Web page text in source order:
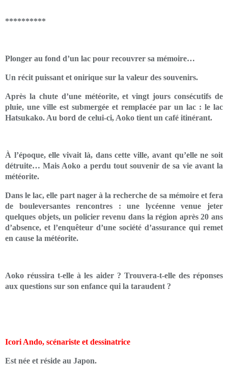
**********
Plonger au fond d’un lac pour recouvrer sa mémoire…
Un récit puissant et onirique sur la valeur des souvenirs.
Après la chute d’une météorite, et vingt jours consécutifs de
pluie, une ville est submergée et remplacée par un lac : le lac
Hatsukako. Au bord de celui-ci, Aoko tient un café itinérant.
À l’époque, elle vivait là, dans cette ville, avant qu’elle ne soit
détruite… Mais Aoko a perdu tout souvenir de sa vie avant la
météorite.
Dans le lac, elle part nager à la recherche de sa mémoire et fera
de bouleversantes rencontres : une lycéenne venue jeter
quelques objets, un policier revenu dans la région après 20 ans
d’absence, et l’enquêteur d’une société d’assurance qui remet
en cause la météorite.
Aoko réussira t-elle à les aider ? Trouvera-t-elle des réponses
aux questions sur son enfance qui la taraudent ?
Icori Ando, scénariste et dessinatrice
Est née et réside au Japon.